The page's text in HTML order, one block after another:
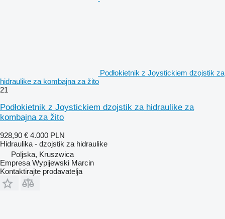
Podłokietnik z Joystickiem dzojstik za
hidraulike za kombajna za žito
21
Podłokietnik z Joystickiem dzojstik za hidraulike za
kombajna za žito
928,90 € 4.000 PLN
Hidraulika - dzojstik za hidraulike
Poljska, Kruszwica
Empresa Wypijewski Marcin
Kontaktirajte prodavatelja